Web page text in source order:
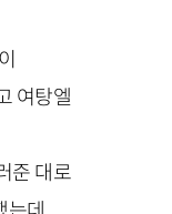
여탕엘
준 대로